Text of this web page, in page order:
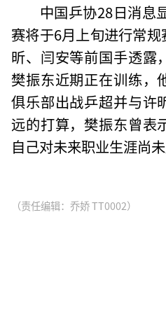
中国乒协28日消息
赛将于6月上旬进行常
昕、闫安等前国手透露
樊振东近期正在训练，
俱乐部出战乒超并与许
远的打算，樊振东曾表
自己对未来职业生涯尚
（责任编辑：乔娇 TT0002）